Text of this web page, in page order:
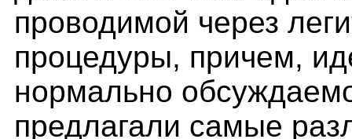
проводимой через
процедуры, причем,
нормально
предлагали самые